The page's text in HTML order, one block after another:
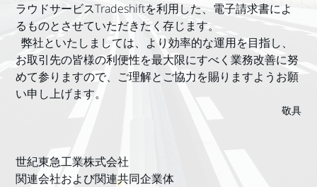
ラウドサービスTradeshiftを利用した、電子請求書によ
るものとさせていただきたく存じます。
弊社といたしましては、より効率的な運用を目指し、
お取引先の皆様の利便性を最大限にすべく業務改善に努
めて参りますので、ご理解とご協力を賜りますようお願
い申し上げます。
敬具
世紀東急工業株式会社
関連会社および関連共同企業体